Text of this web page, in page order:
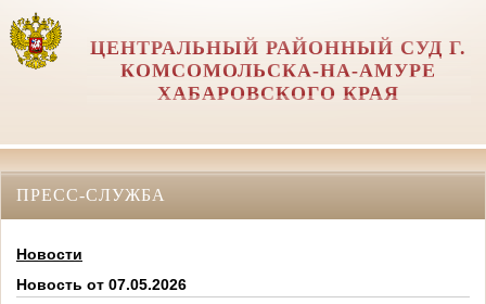
ЦЕНТРАЛЬНЫЙ РАЙОННЫЙ СУД Г.
КОМСОМОЛЬСКА-НА-АМУРЕ
ХАБАРОВСКОГО КРАЯ
ПРЕСС-СЛУЖБА
Новости
Новость от 07.05.2026